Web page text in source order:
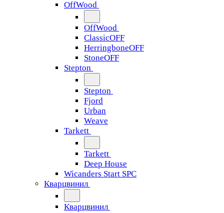
OffWood
OffWood
ClassicOFF
HerringboneOFF
StoneOFF
Stepton
Stepton
Fjord
Urban
Weave
Tarkett
Tarkett
Deep House
Wicanders Start SPC
Кварцвинил
Кварцвинил